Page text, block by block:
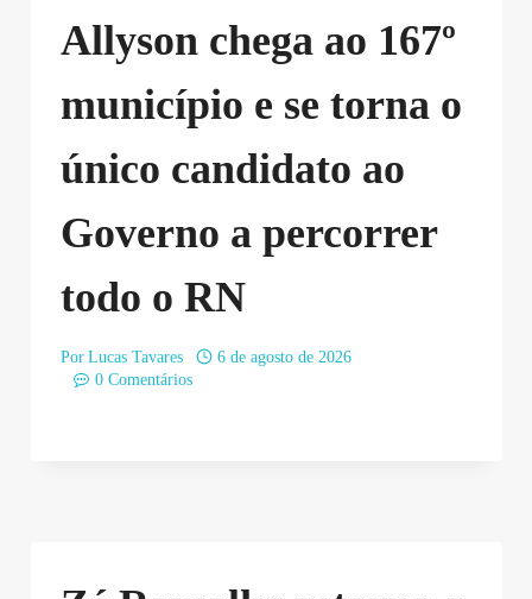
Allyson chega ao 167º
município e se torna o
único candidato ao
Governo a percorrer
todo o RN
Por Lucas Tavares
6 de agosto de 2026
0 Comentários